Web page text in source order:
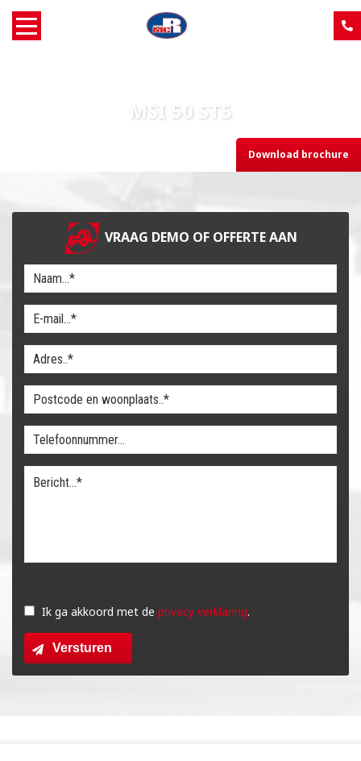
Service
Machine aanbod
Nieuws
Contact
MSI 50 ST5
Download brochure
VRAAG DEMO OF OFFERTE AAN
dit
veld
leeg
Ik ga akkoord met de privacy verklaring.
Versturen